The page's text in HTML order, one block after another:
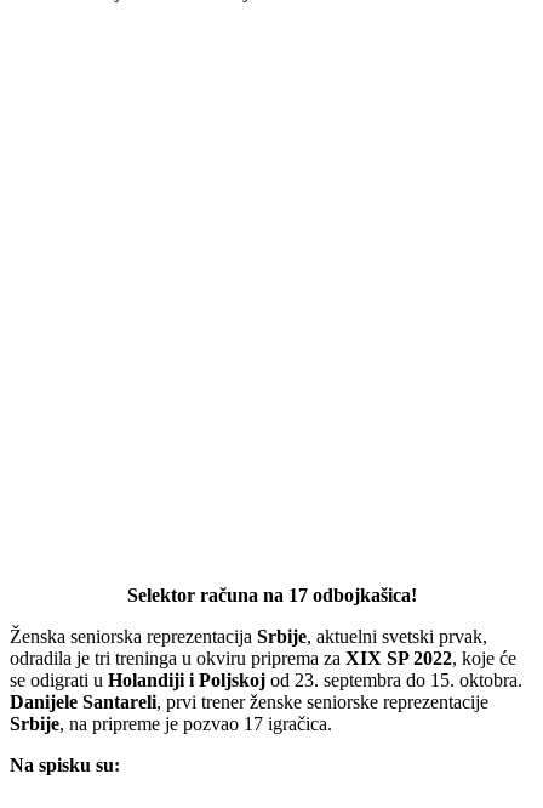
Selektor računa na 17 odbojkašica!
Ženska seniorska reprezentacija Srbije, aktuelni svetski prvak,
odradila je tri treninga u okviru priprema za XIX SP 2022, koje će
se odigrati u Holandiji i Poljskoj od 23. septembra do 15. oktobra.
Danijele Santareli, prvi trener ženske seniorske reprezentacije
Srbije, na pripreme je pozvao 17 igračica.
Na spisku su: